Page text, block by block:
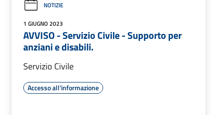
NOTIZIE
1 GIUGNO 2023
AVVISO - Servizio Civile - Supporto per
anziani e disabili.
Servizio Civile
Accesso all'informazione